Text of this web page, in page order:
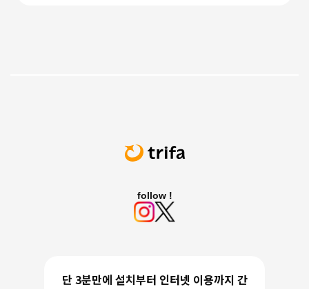
follow !
단 3분만에 설치부터 인터넷 이용까지 간